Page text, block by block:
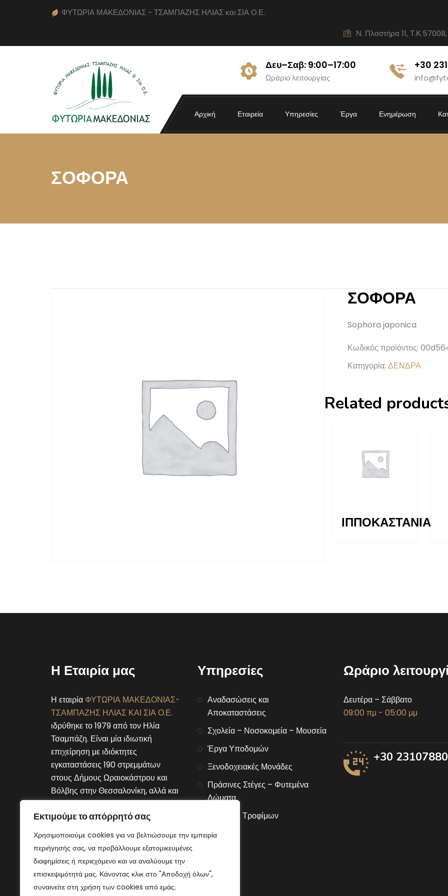
Εκτιμούμε το απόρρητό σας
Χρησιμοποιούμε cookies για να βελτιώσουμε την εμπειρία
περιήγησής σας, να προβάλλουμε εξατομικευμένες
διαφημίσεις ή περιεχόμενο και να αναλύουμε την
επισκεψιμότητά μας. Κάνοντας κλικ στο "Αποδοχή όλων",
συναινείτε στη χρήση των cookies από εμάς.
ΦΥΤΩΡΙΑ ΜΑΚΕΔΟΝΙΑΣ - ΤΣΑΜΠΑΖΗΣ ΗΛΙΑΣ και ΣΙΑ Ο.Ε.
Ν. Πλαστήρα 11,
Δευ–Σαβ: 9:00–17:00
Ωράριο λειτουργίας
+30
Αρχική Εταιρεία Υπηρεσίες Έργα Ενημέρωση
ΣΟΦΟΡΑ
ΣΟΦΟΡΑ
Sophora japonica
Κωδικός προϊόντος:
Κατηγορία: ΔΕΝΔΡΑ
Related
ΙΠΠΟΚΑΣΤΑΝΙΑ
Η Εταιρία μας
Η εταιρία ΦΥΤΩΡΙΑ ΜΑΚΕΔΟΝΙΑΣ-
ΤΣΑΜΠΑΖΗΣ ΗΛΙΑΣ ΚΑΙ ΣΙΑ Ο.Ε.
ιδρύθηκε το 1979 από τον Ηλία
Τσαμπάζη. Είναι μία ιδιωτική
επιχείρηση με ιδιόκτητες
εγκαταστάσεις 190 στρεμμάτων
στους Δήμους Ωραιοκάστρου και
Βόλβης στην Θεσσαλονίκη, αλλά και
στον Δήμο Μουριών του νομού
Κιλκίς.
Connect With Us
Υπηρεσίες
Αναδασώσεις και
Αποκαταστάσεις
Σχολεία – Νοσοκομεία – Μουσεία
Έργα Υποδομών
Ξενοδοχειακές Μονάδες
Πράσινες Στέγες – Φυτεμένα
Δώματα
Αλυσίδες Τροφίμων
Ωράριο
Δευτέρα – Σάββατο
09:00 πμ - 05:00 μμ
+30